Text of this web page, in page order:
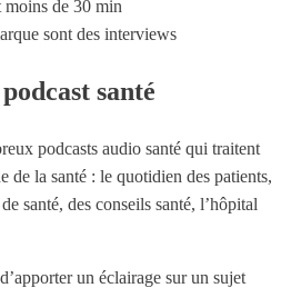
moins de 30 min
sont des interviews
santé
podcasts audio santé qui traitent
de la santé : le quotidien des patients,
santé, des conseils santé, l’hôpital
un éclairage sur un sujet